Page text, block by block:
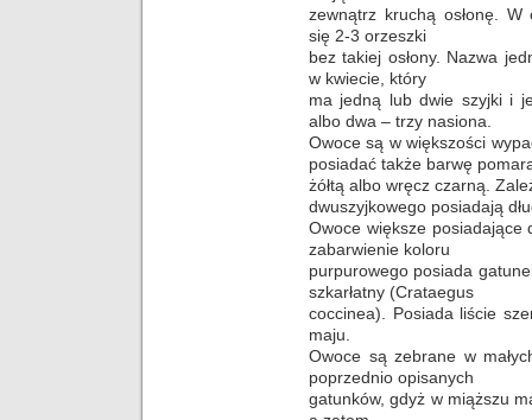
zewnątrz kruchą osłonę. W
się 2-3 orzeszki
bez takiej osłony. Nazwa
w kwiecie, który
ma jedną lub dwie szyjki i
albo dwa – trzy nasiona.
Owoce są w większości
posiadać także barwę
żółtą albo wręcz czarną.
dwuszyjkowego posiadają
Owoce większe posiadające
zabarwienie koloru
purpurowego posiada
szkarłatny (Crataegus
coccinea). Posiada liście
maju.
Owoce są zebrane w
poprzednio opisanych
gatunków, gdyż w miąższu